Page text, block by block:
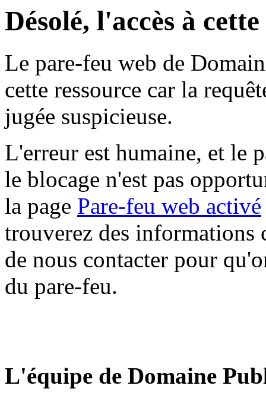
Désolé, l'accès à
Le pare-feu web de
cette ressource car la
jugée suspicieuse.
L'erreur est humaine, et le
le blocage n'est pas
la page Pare-feu web activé
trouverez des informations
de nous contacter pour
du pare-feu.
L'équipe de Domaine